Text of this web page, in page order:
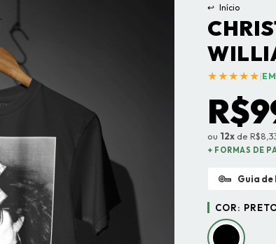
↩ Início
★★★★★|
ou 12x de
+ FORMAS DE
Guia de
COR: